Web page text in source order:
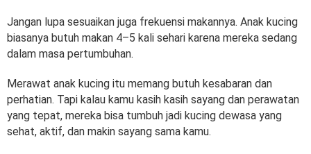
Jangan lupa sesuaikan juga frekuensi makannya. Anak kucing
biasanya butuh makan 4–5 kali sehari karena mereka sedang
dalam masa pertumbuhan.
Merawat anak kucing itu memang butuh kesabaran dan
perhatian. Tapi kalau kamu kasih kasih sayang dan perawatan
yang tepat, mereka bisa tumbuh jadi kucing dewasa yang
sehat, aktif, dan makin sayang sama kamu.